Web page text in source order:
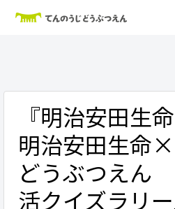
『明治安田生
明治安田生命
どうぶつえん
活クイズラリ